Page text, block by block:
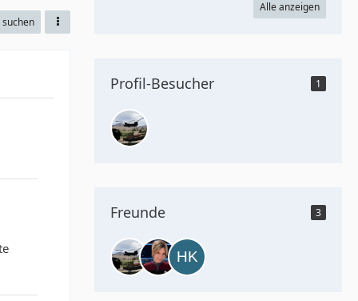
Alle anzeigen
Profil-Besucher 1
Freunde 3